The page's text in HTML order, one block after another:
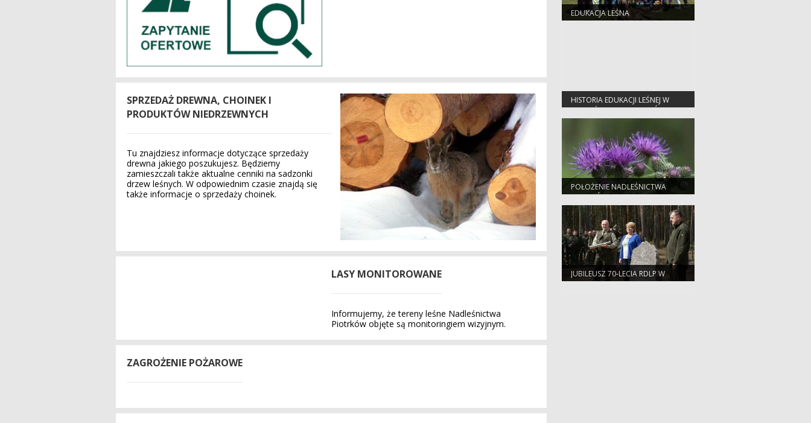
SPRZEDAŻ DREWNA, CHOINEK I
PRODUKTÓW NIEDRZEWNYCH
Tu znajdziesz informacje dotyczące sprzedaży
drewna jakiego poszukujesz. Będziemy
zamieszczali także aktualne cenniki na sadzonki
drzew leśnych. W odpowiednim czasie znajdą się
także informacje o sprzedaży choinek.
LASY MONITOROWANE
Informujemy, że tereny leśne Nadleśnictwa
Piotrków objęte są monitoringiem wizyjnym.
ZAGROŻENIE POŻAROWE
EDUKACJA LEŚNA
HISTORIA EDUKACJI LEŚNEJ W
NADLEŚNICTWIE PIOTRKÓW
POŁOŻENIE NADLEŚNICTWA
PIOTRKÓW
JUBILEUSZ 70-LECIA RDLP W
ŁODZI. PAMIĄTKOWY LAS.